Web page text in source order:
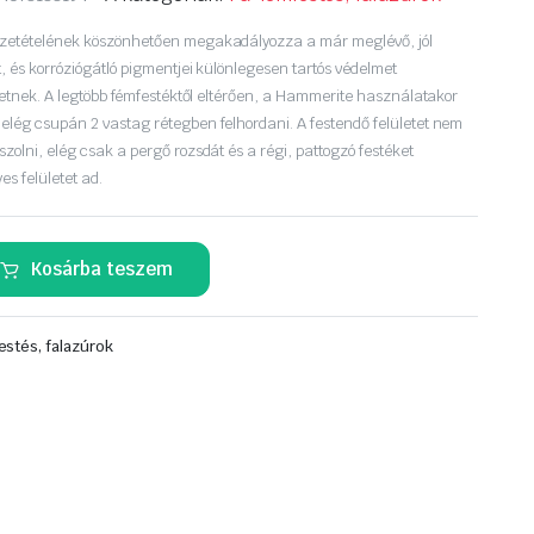
köszönhetően megakadályozza a már meglévő, jól
és korróziógátló pigmentjei különlegesen tartós védelmet
A legtöbb fémfestéktől eltérően, a Hammerite használatakor
csupán 2 vastag rétegben felhordani. A festendő felületet nem
elég csak a pergő rozsdát és a régi, pattogzó festéket
felületet ad.
Kosárba teszem
falazúrok